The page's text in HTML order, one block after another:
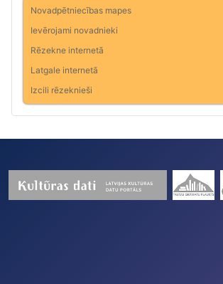
Novadpētniecības mapes
Ievērojami novadnieki
Rēzekne internetā
Latgale internetā
Izcili rēzeknieši